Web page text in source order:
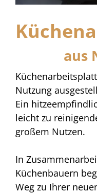
aus
Nutzung
Ein
leicht zu
großem Nutzen.
In
Küchenbauern
Weg zu Ihrer